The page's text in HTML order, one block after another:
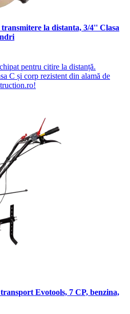
la distanta, 3/4'' Clasa
pentru citire la distanță.
C și corp rezistent din alamă de
Evotools, 7 CP, benzina,